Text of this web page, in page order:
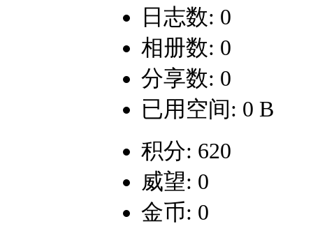
日志数: 0
相册数: 0
分享数: 0
已用空间: 0 B
积分: 620
威望: 0
金币: 0